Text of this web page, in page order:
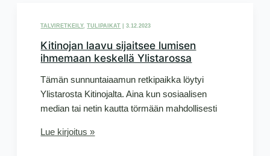
laavu
TALVIRETKEILY,TULIPAIKAT |3.12.2023
Kitinojan laavu sijaitsee lumisen
ihmemaan keskellä Ylistarossa
Tämän sunnuntaiaamun retkipaikka löytyi
Ylistarosta Kitinojalta. Aina kun sosiaalisen
median tai netin kautta törmään mahdollisesti
Kitinojan
Lue kirjoitus »